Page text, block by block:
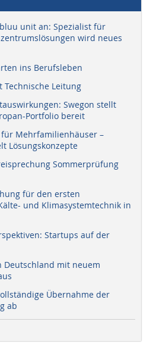
unit an: Spezialist für
wird neues
ins Berufsleben
Technische Leitung
Swegon stellt
Portfolio bereit
Mehrfamilienhäuser –
Lösungskonzepte
Sommerprüfung
für den ersten
und Klimasystemtechnik in
Startups auf der
Deutschland mit neuem
Übernahme der
ab